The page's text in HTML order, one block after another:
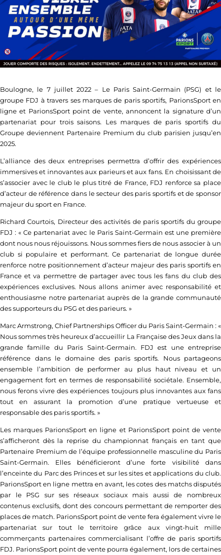
Boulogne, le 7 juillet 2022 – Le Paris Saint-Germain (PSG) et le
groupe FDJ à travers ses marques de paris sportifs, ParionsSport en
ligne et ParionsSport point de vente, annoncent la signature d’un
partenariat pour trois saisons. Les marques de paris sportifs du
Groupe deviennent Partenaire Premium du club parisien jusqu’en
2025.
L’alliance des deux entreprises permettra d’offrir des expériences
immersives et innovantes aux parieurs et aux fans. En choisissant de
s’associer avec le club le plus titré de France, FDJ renforce sa place
d’acteur de référence dans le secteur des paris sportifs et de sponsor
majeur du sport en France.
Richard Courtois, Directeur des activités de paris sportifs du groupe
FDJ : « Ce partenariat avec le Paris Saint-Germain est une première
dont nous nous réjouissons. Nous sommes fiers de nous associer à un
club si populaire et performant. Ce partenariat de longue durée
renforce notre positionnement d’acteur majeur des paris sportifs en
France et va permettre de partager avec tous les fans du club des
expériences exclusives. Nous allons animer avec responsabilité et
enthousiasme notre partenariat auprès de la grande communauté
des supporteurs du PSG et des parieurs. »
Marc Armstrong, Chief Partnerships Officer du Paris Saint-Germain : «
Nous sommes très heureux d’accueillir La Française des Jeux dans la
grande famille du Paris Saint-Germain. FDJ est une entreprise
référence dans le domaine des paris sportifs. Nous partageons
ensemble l’ambition de performer au plus haut niveau et un
engagement fort en termes de responsabilité sociétale. Ensemble,
nous ferons vivre des expériences toujours plus innovantes aux fans
tout en assurant la promotion d’une pratique vertueuse et
responsable des paris sportifs. »
Les marques ParionsSport en ligne et ParionsSport point de vente
s’afficheront dès la reprise du championnat français en tant que
Partenaire Premium de l’équipe professionnelle masculine du Paris
Saint-Germain. Elles bénéficieront d’une forte visibilité dans
l’enceinte du Parc des Princes et sur les sites et applications du club.
ParionsSport en ligne mettra en avant, les cotes des matchs disputés
par le PSG sur ses réseaux sociaux mais aussi de nombreux
contenus exclusifs, dont des concours permettant de remporter des
places de match. ParionsSport point de vente fera également vivre le
partenariat sur tout le territoire grâce aux vingt-huit mille
commerçants partenaires commercialisant l’offre de paris sportifs
FDJ. ParionsSport point de vente pourra également, lors de certaines